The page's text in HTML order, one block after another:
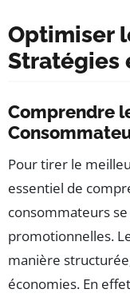
Optimiser
Stratégies
Comprendre
Pour tirer le
essentiel de
consommateurs
promotionnelles.
manière
économies. En